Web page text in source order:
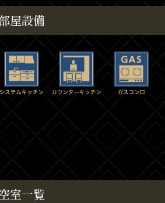
屋設備
室一覧